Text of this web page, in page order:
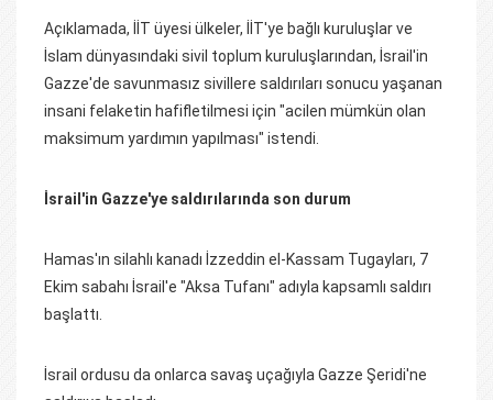
Açıklamada, İİT üyesi ülkeler, İİT'ye bağlı kuruluşlar ve
İslam dünyasındaki sivil toplum kuruluşlarından, İsrail'in
Gazze'de savunmasız sivillere saldırıları sonucu yaşanan
insani felaketin hafifletilmesi için "acilen mümkün olan
maksimum yardımın yapılması" istendi.
İsrail'in Gazze'ye saldırılarında son durum
Hamas'ın silahlı kanadı İzzeddin el-Kassam Tugayları, 7
Ekim sabahı İsrail'e "Aksa Tufanı" adıyla kapsamlı saldırı
başlattı.
İsrail ordusu da onlarca savaş uçağıyla Gazze Şeridi'ne